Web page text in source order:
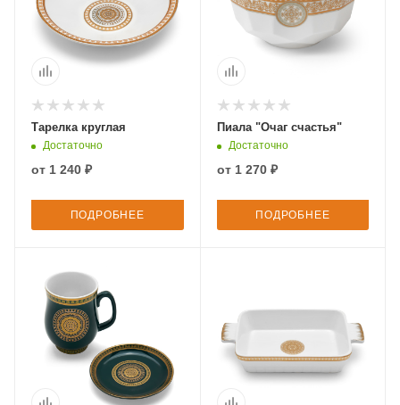
Тарелка круглая
Достаточно
от 1 240 ₽
ПОДРОБНЕЕ
Пиала "Очаг счастья"
Достаточно
от 1 270 ₽
ПОДРОБНЕЕ